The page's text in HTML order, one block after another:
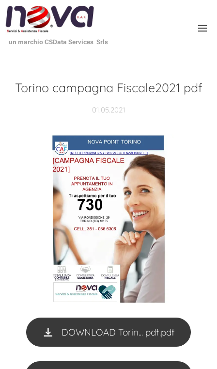
un marchio CSData Services Srls
Torino campagna Fiscale2021 pdf
01.05.2021
DOWNLOAD Torin... pdf.pdf